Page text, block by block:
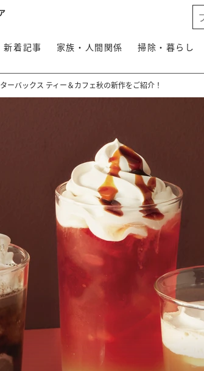
新着記事 家族・人間関係 掃除・暮らし
ーバックス ティー＆カフェ秋の新作をご紹介！